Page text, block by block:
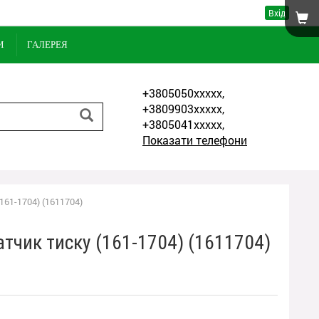
Вхід
ГАЛЕРЕЯ
+3805050xxxxx,
+3809903xxxxx,
+3805041xxxxx,
Показати телефони
1704) (1611704)
тиску (161-1704) (1611704)